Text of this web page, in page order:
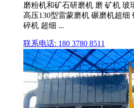
磨粉机和矿石研磨机 磨 矿机 玻
高压130型雷蒙磨机 碾磨机超细
碎机 超细 ...
联系电话: 180 3780 8511